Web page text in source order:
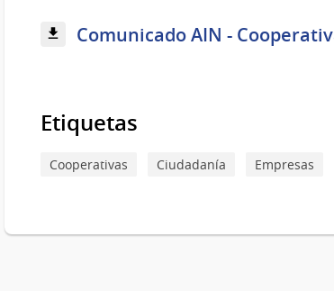
Comunicado AIN -
Etiquetas
Cooperativas Ciudadanía Empresas